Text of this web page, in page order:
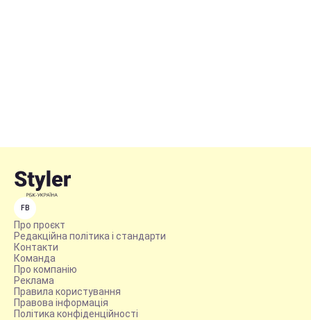
FB
Про проєкт
Редакційна політика і стандарти
Контакти
Команда
Про компанію
Реклама
Правила користування
Правова інформація
Політика конфіденційності